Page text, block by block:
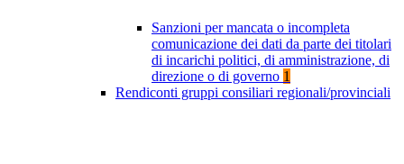
Sanzioni per mancata o incompleta
comunicazione dei dati da parte dei titolari
di incarichi politici, di amministrazione, di
direzione o di governo 1
Rendiconti gruppi consiliari regionali/provinciali